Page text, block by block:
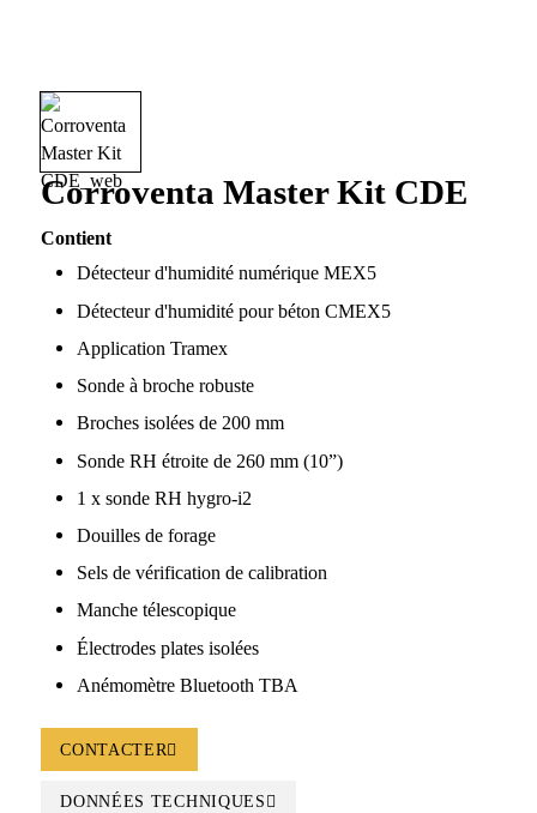
Corroventa Master Kit CDE
Contient
Détecteur d'humidité numérique MEX5
Détecteur d'humidité pour béton CMEX5
Application Tramex
Sonde à broche robuste
Broches isolées de 200 mm
Sonde RH étroite de 260 mm (10”)
1 x sonde RH hygro-i2
Douilles de forage
Sels de vérification de calibration
Manche télescopique
Électrodes plates isolées
Anémomètre Bluetooth TBA
CONTACTER
DONNÉES TECHNIQUES